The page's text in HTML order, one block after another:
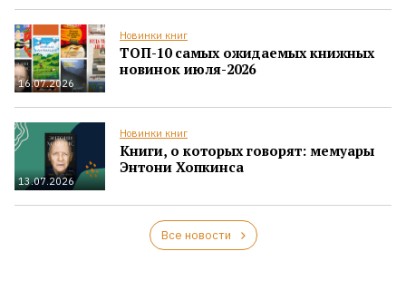
16.07.2026
Новинки книг
ТОП-10 самых ожидаемых книжных
новинок июля-2026
13.07.2026
Новинки книг
Книги, о которых говорят: мемуары
Энтони Хопкинса
Все новости